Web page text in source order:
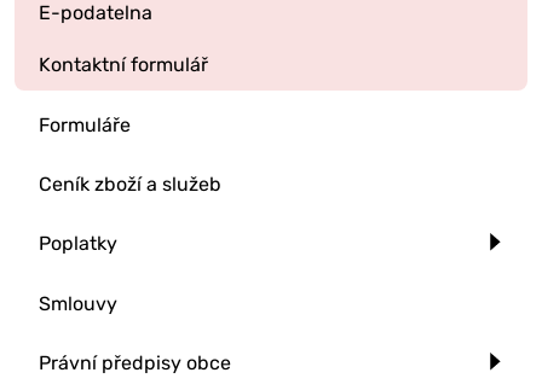
E-podatelna
Kontaktní formulář
Formuláře
Ceník zboží a služeb
Poplatky
Smlouvy
Právní předpisy obce